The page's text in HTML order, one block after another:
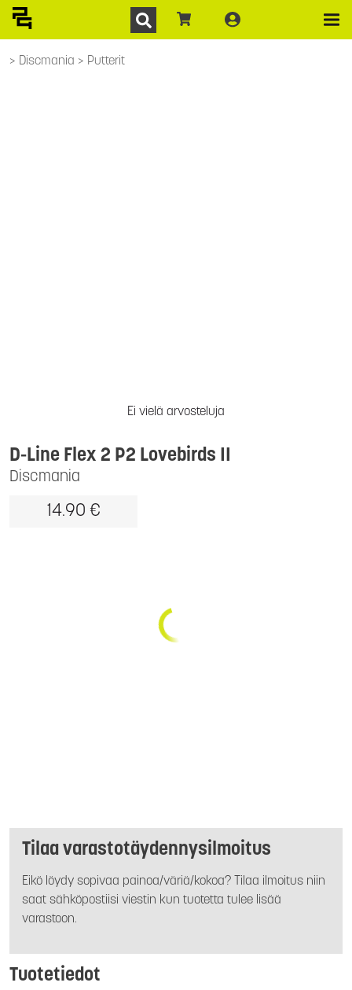
Discmania Putterit
Ei vielä arvosteluja
Discmania
D-Line Flex 2 P2 Lovebirds II
14.90 €
Tilaa varastotäydennysilmoitus
Eikö löydy sopivaa painoa/väriä/kokoa? Tilaa ilmoitus niin
saat sähköpostiisi viestin kun tuotetta tulee lisää
varastoon.
Tuotetiedot